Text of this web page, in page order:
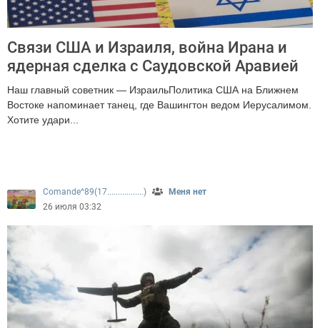
Связи США и Израиля, война Ирана и
ядерная сделка с Саудовской Аравией
Наш главный советник — ИзраильПолитика США на Ближнем
Востоке напоминает танец, где Вашингтон ведом Иерусалимом.
Хотите удари...
Comande^89(17.................)
Меня нет
26 июля 03:32